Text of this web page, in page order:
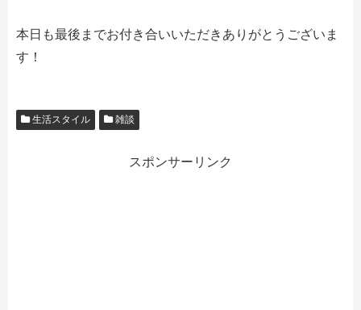
本日も最後までお付き合いいただきありがとうございま
す！
生活スタイル 雑談
スポンサーリンク